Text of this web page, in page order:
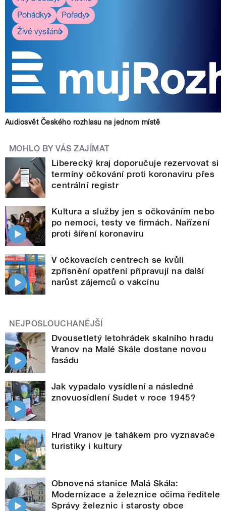
Pohádky
Pořady
Živé vysílání
Audiosvět Českého rozhlasu na jednom místě
MOHLO BY VÁS ZAJÍMAT
Liberecký kraj doporučuje rezervovat si
termíny očkování proti koronaviru přes
centrální registr
Kultura a služby jen s očkováním nebo
po nemoci, testy ve firmách. Nařízení
proti šíření koronaviru
V očkovacích centrech se kvůli
zpřísnění opatření připravují na další
narůst zájemců o vakcínu
NEJPOSLOUCHANĚJŠÍ
Dvousetletý letohrádek skalního hradu
Vranov na Malé Skále dostane novou
fasádu
Jak vypadalo vysídlení a následné
znovuosídlení Sudet v roce 1945?
Hrad Vranov je tahákem pro vyznavače
turistiky i kultury
Obnovená stanice Malá Skála:
Modernizace a železnice očima ředitele
Správy železnic i starosty obce